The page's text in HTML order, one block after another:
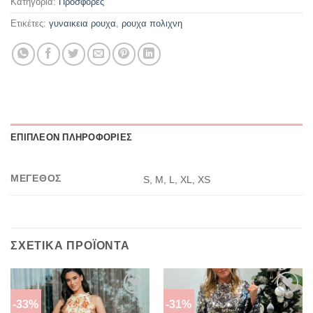
Ετικέτες: γυναικεια ρουχα ρουχα πολιχνη
ΕΠΙΠΛΈΟΝ ΠΛΗΡΟΦΟΡΊΕΣ
ΜΈΓΕΘΟΣ S, M, L, XL, XS
ΣΧΕΤΙΚΆ ΠΡΟΪΌΝΤΑ
-33% -31%